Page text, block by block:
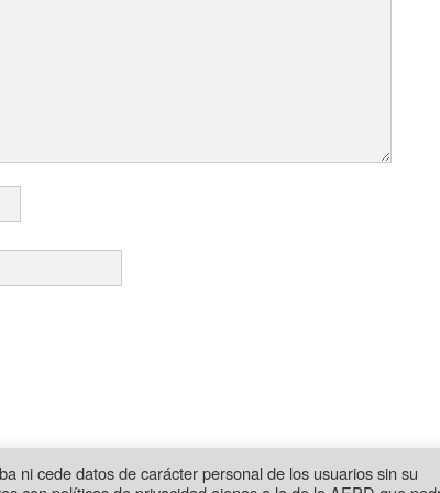
ni cede datos de carácter personal de los usuarios sin su